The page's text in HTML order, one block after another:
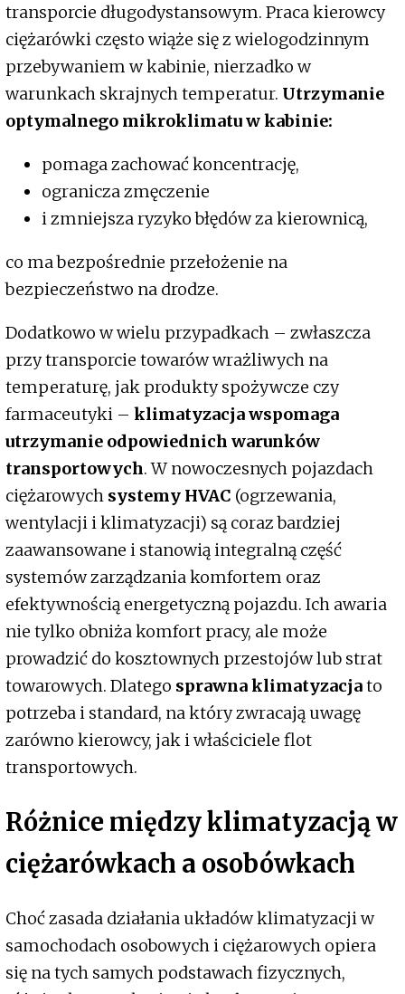
transporcie długodystansowym. Praca kierowcy
ciężarówki często wiąże się z wielogodzinnym
przebywaniem w kabinie, nierzadko w
warunkach skrajnych temperatur. Utrzymanie
optymalnego mikroklimatu w kabinie:
pomaga zachować koncentrację,
ogranicza zmęczenie
i zmniejsza ryzyko błędów za kierownicą,
co ma bezpośrednie przełożenie na
bezpieczeństwo na drodze.
Dodatkowo w wielu przypadkach – zwłaszcza
przy transporcie towarów wrażliwych na
temperaturę, jak produkty spożywcze czy
farmaceutyki – klimatyzacja wspomaga
utrzymanie odpowiednich warunków
transportowych. W nowoczesnych pojazdach
ciężarowych systemy HVAC (ogrzewania,
wentylacji i klimatyzacji) są coraz bardziej
zaawansowane i stanowią integralną część
systemów zarządzania komfortem oraz
efektywnością energetyczną pojazdu. Ich awaria
nie tylko obniża komfort pracy, ale może
prowadzić do kosztownych przestojów lub strat
towarowych. Dlatego sprawna klimatyzacjato
potrzeba i standard, na który zwracają uwagę
zarówno kierowcy, jak i właściciele flot
transportowych.
Różnice między klimatyzacją w
ciężarówkach a osobówkach
Choć zasada działania układów klimatyzacji w
samochodach osobowych i ciężarowych opiera
się na tych samych podstawach fizycznych,